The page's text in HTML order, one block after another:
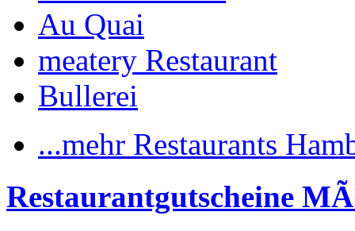
Au Quai
meatery Restaurant
Bullerei
...mehr Restaurants
Restaurantgutscheine